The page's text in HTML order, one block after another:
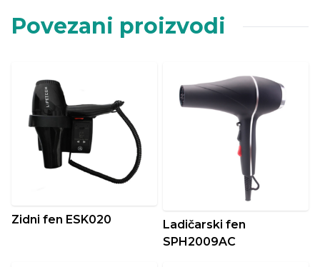
Povezani proizvodi
Zidni fen ESK020
Ladičarski fen
SPH2009AC